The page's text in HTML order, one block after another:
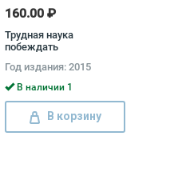
160.00 ₽
Трудная наука
побеждать
Год издания: 2015
В наличии 1
В корзину